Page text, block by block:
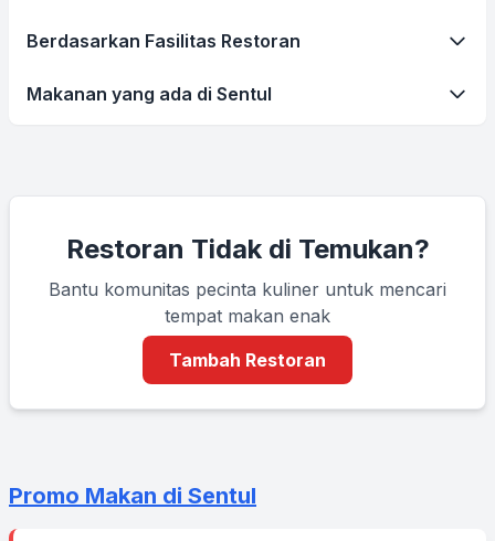
Berdasarkan Fasilitas Restoran
Makanan yang ada di Sentul
Restoran Tidak di Temukan?
Bantu komunitas pecinta kuliner untuk mencari
tempat makan enak
Tambah Restoran
Promo Makan di Sentul